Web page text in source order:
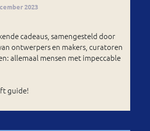
2023
cadeaus, samengesteld door
ontwerpers en makers, curatoren
allemaal mensen met impeccable
guide!